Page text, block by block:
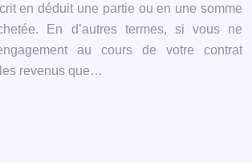
en déduit une partie ou en une somme
En d’autres termes, si vous ne
au cours de votre contrat
revenus que…